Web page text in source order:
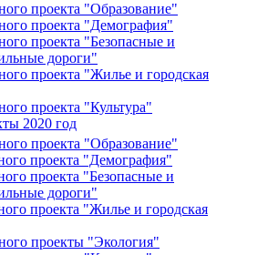
проекта "Образование"
проекта "Демография"
проекта "Безопасные и
дороги"
проекта "Жилье и городская
проекта "Культура"
2020 год
проекта "Образование"
проекта "Демография"
проекта "Безопасные и
дороги"
проекта "Жилье и городская
проекты "Экология"